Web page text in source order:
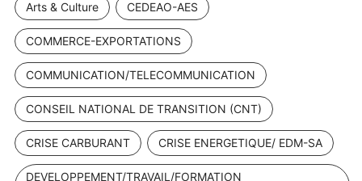
Arts & Culture CEDEAO-AES
COMMERCE-EXPORTATIONS
COMMUNICATION/TELECOMMUNICATION
CONSEIL NATIONAL DE TRANSITION (CNT)
CRISE CARBURANT CRISE ENERGETIQUE/ EDM-SA
DEVELOPPEMENT/TRAVAIL/FORMATION